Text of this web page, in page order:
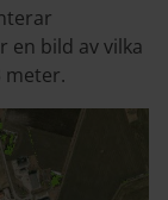
en bild av vilka
meter.